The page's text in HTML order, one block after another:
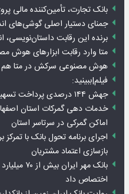
بانک تجارت، تأمین‌کننده مالی پروژه
جمنای دستیار اصلی گوشی‌های
برنده این رقابت داستان‌نویسی،
متا وارد رقابت ابزارهای هوش
هوش مصنوعی سرکش در متا هم
فیلم|ببینید:
جهش ۱۴۴ درصدی پرداخت تسهیلات مکانیزاسیون توسط بانک کشاورزی
خدمات دهی گمرکات استان
اماکن گمرکی در سرتاسر استان
اجرای برنامه تحول بانک با تمرکز
بازسازی اعتماد مشتریان
بانک مهر
اختصاص داد